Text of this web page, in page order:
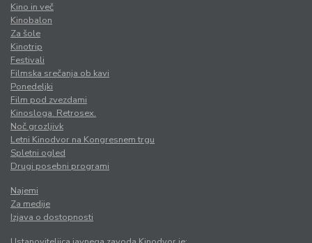
Kino in več
Kinobalon
Za šole
Kinotrip
Festivali
Filmska srečanja ob kavi
Ponedeljki
Film pod zvezdami
Kinosloga. Retrosex.
Noč grozljivk
Letni Kinodvor na Kongresnem trgu
Spletni ogled
Drugi posebni programi
Najemi
Za medije
Izjava o dostopnosti